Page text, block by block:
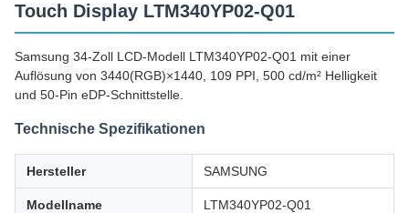
Touch Display LTM340YP02-Q01
Samsung 34-Zoll LCD-Modell LTM340YP02-Q01 mit einer
Auflösung von 3440(RGB)×1440, 109 PPI, 500 cd/m² Helligkeit
und 50-Pin eDP-Schnittstelle.
Technische Spezifikationen
Hersteller SAMSUNG
Modellname LTM340YP02-Q01